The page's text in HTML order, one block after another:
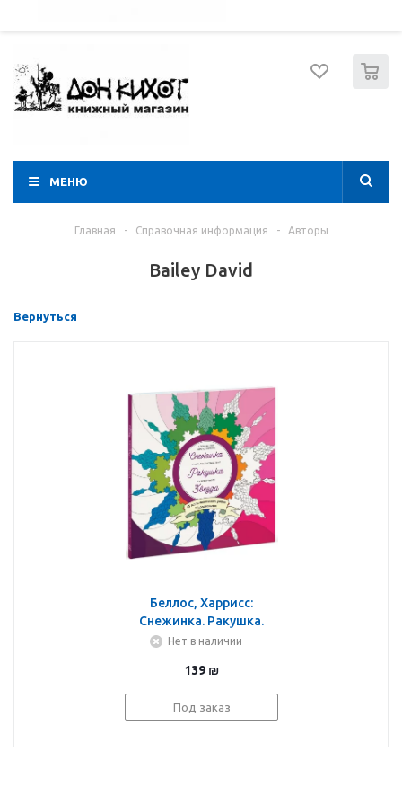
МЕНЮ
Главная - Справочная информация - Авторы
Bailey David
Вернуться
Беллос, Харрисс:
Снежинка. Ракушка.
Звезда. Раскраска-
чисел
Нет в наличии
139 ₪
Под заказ